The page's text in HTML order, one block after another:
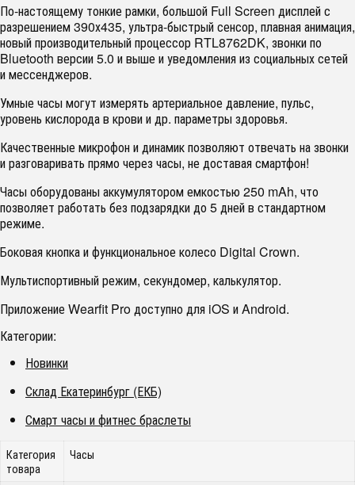
По-настоящему тонкие рамки, большой Full Screen дисплей с
разрешением 390х435, ультра-быстрый сенсор, плавная анимация,
новый производительный процессор RTL8762DK, звонки по
Bluetooth версии 5.0 и выше и уведомления из социальных сетей
и мессенджеров.
Умные часы могут измерять артериальное давление, пульс,
уровень кислорода в крови и др. параметры здоровья.
Качественные микрофон и динамик позволяют отвечать на звонки
и разговаривать прямо через часы, не доставая смартфон!
Часы оборудованы аккумулятором емкостью 250 mAh, что
позволяет работать без подзарядки до 5 дней в стандартном
режиме.
Боковая кнопка и функциональное колесо Digital Crown.
Мультиспортивный режим, секундомер, калькулятор.
Приложение Wearfit Pro доступно для iOS и Android.
Категории:
Новинки
Склад Екатеринбург (ЕКБ)
Смарт часы и фитнес браслеты
Категория
товара
Часы